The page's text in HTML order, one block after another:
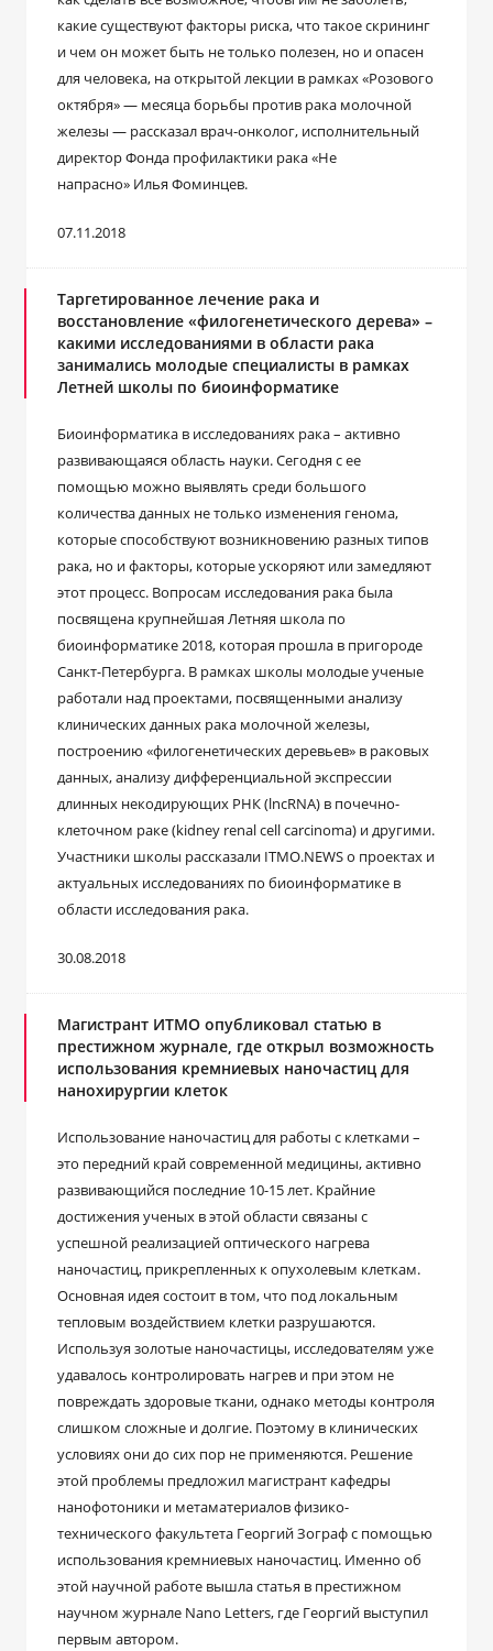
какие существуют факторы риска, что такое скрининг
и чем он может быть не только полезен, но и опасен
для человека, на открытой лекции в рамках «Розового
октября» — месяца борьбы против рака молочной
железы — рассказал врач-онколог, исполнительный
директор Фонда профилактики рака «Не
напрасно» Илья Фоминцев.
07.11.2018
Таргетированное лечение рака и
восстановление «филогенетического дерева» –
какими исследованиями в области рака
занимались молодые специалисты в рамках
Летней школы по биоинформатике
Биоинформатика в исследованиях рака – активно
развивающаяся область науки. Сегодня с ее
помощью можно выявлять среди большого
количества данных не только изменения генома,
которые способствуют возникновению разных типов
рака, но и факторы, которые ускоряют или замедляют
этот процесс. Вопросам исследования рака была
посвящена крупнейшая Летняя школа по
биоинформатике 2018, которая прошла в пригороде
Санкт-Петербурга. В рамках школы молодые ученые
работали над проектами, посвященными анализу
клинических данных рака молочной железы,
построению «филогенетических деревьев» в раковых
данных, анализу дифференциальной экспрессии
длинных некодирующих РНК (lncRNA) в почечно-
клеточном раке (kidney renal cell carcinoma) и другими.
Участники школы рассказали ITMO.NEWS о проектах и
актуальных исследованиях по биоинформатике в
области исследования рака.
30.08.2018
Магистрант ИТМО опубликовал статью в
престижном журнале, где открыл возможность
использования кремниевых наночастиц для
нанохирургии клеток
Использование наночастиц для работы с клетками –
это передний край современной медицины, активно
развивающийся последние 10-15 лет. Крайние
достижения ученых в этой области связаны с
успешной реализацией оптического нагрева
наночастиц, прикрепленных к опухолевым клеткам.
Основная идея состоит в том, что под локальным
тепловым воздействием клетки разрушаются.
Используя золотые наночастицы, исследователям уже
удавалось контролировать нагрев и при этом не
повреждать здоровые ткани, однако методы контроля
слишком сложные и долгие. Поэтому в клинических
условиях они до сих пор не применяются. Решение
этой проблемы предложил магистрант кафедры
нанофотоники и метаматериалов физико-
технического факультета Георгий Зограф с помощью
использования кремниевых наночастиц. Именно об
этой научной работе вышла статья в престижном
научном журнале Nano Letters, где Георгий выступил
первым автором.